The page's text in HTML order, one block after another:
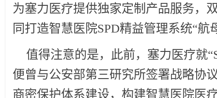
为塞力医疗提供独家定制产品服务，
同打造智慧医院SPD精益管理系统“航
值得注意的是，此前，塞力医疗就
便曾与公安部第三研究所签署战略协
商密保护体系建设，构建智慧医院医